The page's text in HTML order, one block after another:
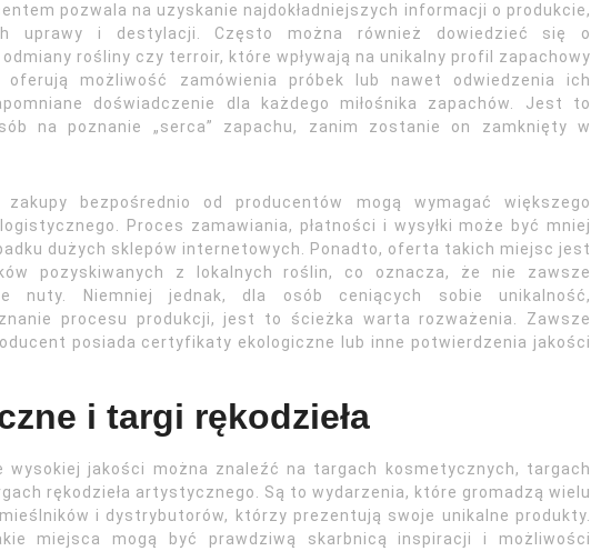
pozwala na uzyskanie najdokładniejszych informacji o produkcie,
uprawy i destylacji. Często można również dowiedzieć się o
rośliny czy terroir, które wpływają na unikalny profil zapachowy
oferują możliwość zamówienia próbek lub nawet odwiedzenia ich
doświadczenie dla każdego miłośnika zapachów. Jest to
na poznanie „serca” zapachu, zanim zostanie on zamknięty w
bezpośrednio od producentów mogą wymagać większego
Proces zamawiania, płatności i wysyłki może być mniej
dużych sklepów internetowych. Ponadto, oferta takich miejsc jest
pozyskiwanych z lokalnych roślin, co oznacza, że nie zawsze
nuty. Niemniej jednak, dla osób ceniących sobie unikalność,
procesu produkcji, jest to ścieżka warta rozważenia. Zawsze
posiada certyfikaty ekologiczne lub inne potwierdzenia jakości
i targi rękodzieła
wysokiej jakości można znaleźć na targach kosmetycznych, targach
rękodzieła artystycznego. Są to wydarzenia, które gromadzą wielu
i dystrybutorów, którzy prezentują swoje unikalne produkty.
miejsca mogą być prawdziwą skarbnicą inspiracji i możliwości